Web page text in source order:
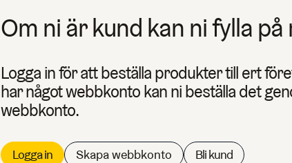
Om ni är kund kan ni fylla
Logga in för att beställa produkter till ert
har något webbkonto kan ni beställa det
webbkonto.
Logga in Skapa webbkonto Bli kund